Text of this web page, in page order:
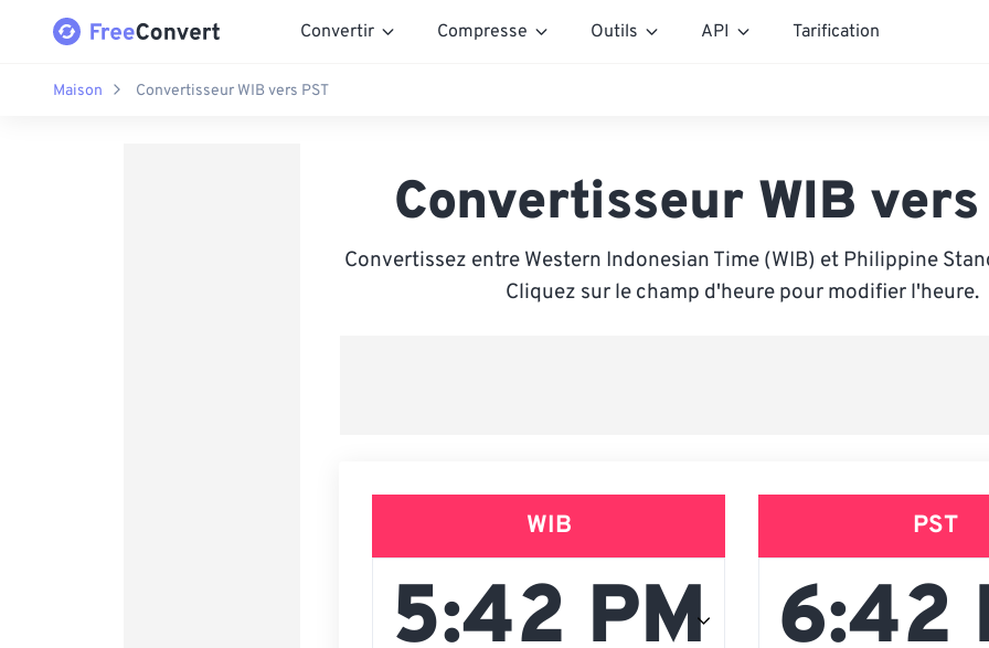
Convertir Compresse Outils API Tarification
Maison Convertisseur WIB vers PST
Convertisseur WIB vers
Convertissez entre Western Indonesian Time (WIB) et Philippine
Cliquez sur le champ d'heure pour modifier l'heure.
WIB PST